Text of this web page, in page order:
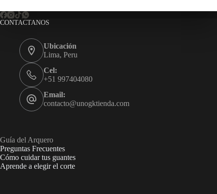
CONTACTANOS
Ubicación
Lima, Peru
Cel:
+51 997404080
Email:
contacto@unogktienda.com
Guía del Arquero
Preguntas Frecuentes
Cómo cuidar tus guantes
Aprende a elegir el corte